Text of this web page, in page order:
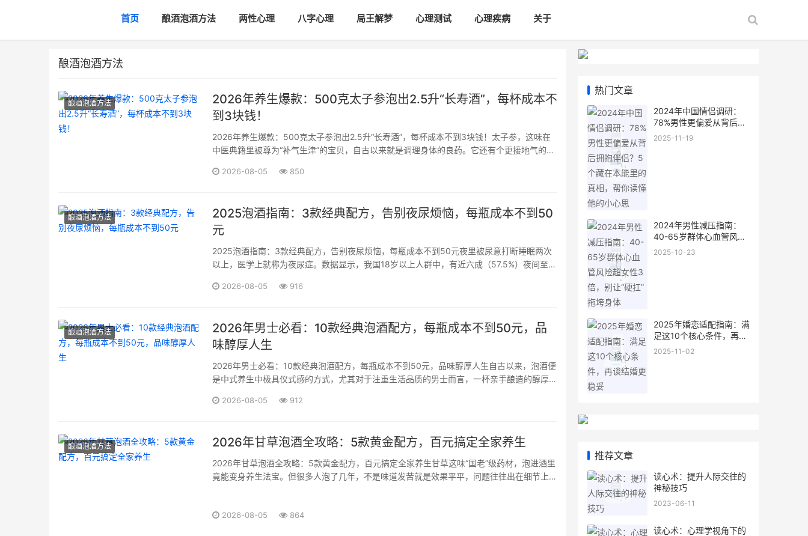
首页 酿酒泡酒方法 两性心理 八字心理 局王解梦 心理测试 心理疾病 关于
酿酒泡酒方法
酿酒泡酒方法
2026年养生爆款：500克太子参泡出2.5升“长寿酒”，每杯成本不
到3块钱！
2026年养生爆款：500克太子参泡出2.5升“长寿酒”，每杯成本不到3块钱！太子参，这味在
中医典籍里被尊为“补气生津”的宝贝，自古以来就是调理身体的良药。它还有个更接地气的名
2026-08-05 850
酿酒泡酒方法
2025泡酒指南：3款经典配方，告别夜尿烦恼，每瓶成本不到50
元
2025泡酒指南：3款经典配方，告别夜尿烦恼，每瓶成本不到50元夜里被尿意打断睡眠两次
以上，医学上就称为夜尿症。数据显示，我国18岁以上人群中，有近六成（57.5%）夜间至少
约38%的人饱受频繁起夜的困扰。这不仅影响睡眠质量，长期如此还可能增加白天疲劳、情
2026-08-05 916
酿酒泡酒方法
2026年男士必看：10款经典泡酒配方，每瓶成本不到50元，品
味醇厚人生
2026年男士必看：10款经典泡酒配方，每瓶成本不到50元，品味醇厚人生自古以来，泡酒便
是中式养生中极具仪式感的方式，尤其对于注重生活品质的男士而言，一杯亲手酿造的醇厚佳
据自身需求定···
2026-08-05 912
酿酒泡酒方法 2026年甘草泡酒全攻略：5款黄金配方，百元搞定全家养生
2026年甘草泡酒全攻略：5款黄金配方，百元搞定全家养生甘草这味“国老”级药材，泡进酒里
竟能变身养生法宝。但很多人泡了几年，不是味道发苦就是效果平平，问题往往出在细节上。
药有功”。现代研究证实，甘草中的甘草酸、···
2026-08-05 864
热门文章
2024年中国情侣调研：
78%男性更偏爱从背后拥
抱伴侣？5个藏在本能里
2025-11-19
2024年男性减压指南：
40-65岁群体心血管风险
超女性3倍，别让“硬扛”拖
2025-10-23
2025年婚恋适配指南：满
足这10个核心条件，再谈
结婚更稳妥
2025-11-02
推荐文章
读心术：提升人际交往的
神秘技巧
2023-06-11
读心术：心理学视角下的